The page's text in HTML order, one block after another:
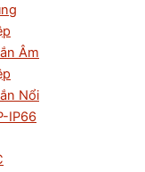
Âm
Nổi
IP66